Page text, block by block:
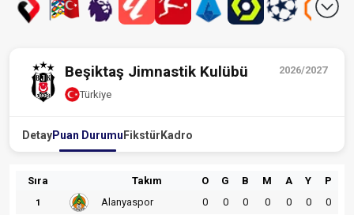
2026/2027
Beşiktaş Jimnastik Kulübü
Türkiye
DetayPuan Durumu Fikstür Kadro
Sıra Takım O G B M A Y P
1 Alanyaspor 0 0 0 0 0 0 0